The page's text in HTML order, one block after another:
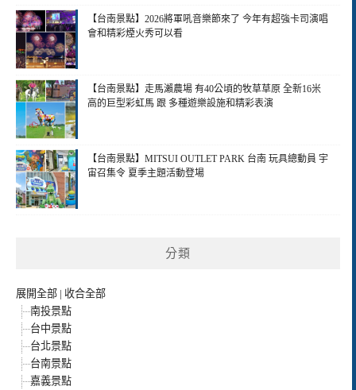
【台南景點】2026將軍吼音樂節來了 今年有超強卡司演唱
會和精彩煙火秀可以看
【台南景點】走馬瀨農場 有40公頃的牧草草原 全新16米
高的巨型彩虹馬 跟 多種遊樂設施和精彩表演
【台南景點】MITSUI OUTLET PARK 台南 玩具總動員 宇
宙召集令 夏季主題活動登場
分類
展開全部 | 收合全部
南投景點
台中景點
台北景點
台南景點
嘉義景點